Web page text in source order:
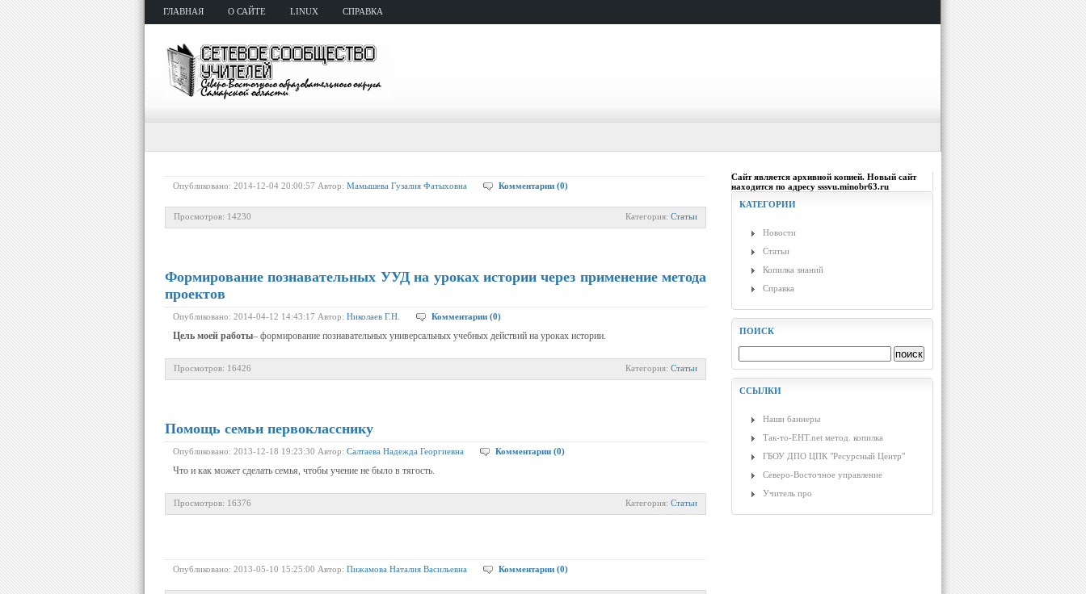
ГЛАВНАЯ О САЙТЕ LINUX СПРАВКА
Опубликовано: 2014-12-04 20:00:57 Автор: Мамышева Гузалия Фатыховна Комментарии (0)
Просмотров: 14230 Категория: Статьи
Формирование познавательных УУД на уроках истории через применение метода
проектов
Опубликовано: 2014-04-12 14:43:17 Автор: Николаев Г.Н. Комментарии (0)
Цель моей работы– формирование познавательных универсальных учебных действий на уроках истории.
Просмотров: 16426 Категория: Статьи
Помощь семьи первокласснику
Опубликовано: 2013-12-18 19:23:30 Автор: Салтаева Надежда Георгиевна Комментарии (0)
Что и как может сделать семья, чтобы учение не было в тягость.
Просмотров: 16376 Категория: Статьи
Опубликовано: 2013-05-10 15:25:00 Автор: Пижамова Наталия Васильевна Комментарии (0)
Сайт является архивной копией. Новый сайт
находится по адресу sssvu.minobr63.ru
КАТЕГОРИИ
Новости
Статьи
Копилка знаний
Справка
ПОИСК
ССЫЛКИ
Наши баннеры
Так-то-ЕНТ.net метод. копилка
ГБОУ ДПО ЦПК "Ресурсный Центр"
Северо-Восточное управление
Учитель про